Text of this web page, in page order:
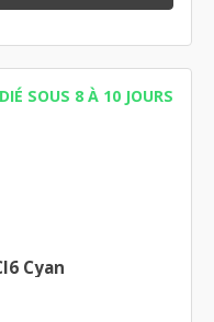
SOUS 8 À 10 JOURS
Cyan